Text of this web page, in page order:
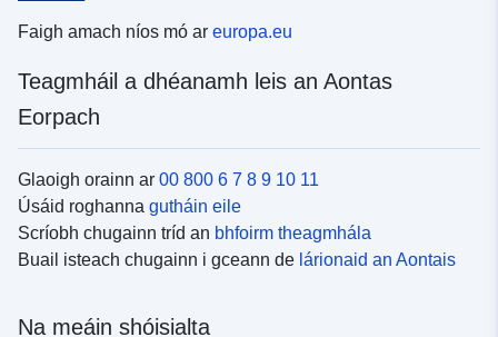
Faigh amach níos mó ar europa.eu
Teagmháil a dhéanamh leis an Aontas
Eorpach
Glaoigh orainn ar 00 800 6 7 8 9 10 11
Úsáid roghanna gutháin eile
Scríobh chugainn tríd an bhfoirm theagmhála
Buail isteach chugainn i gceann de lárionaid an Aontais
Na meáin shóisialta